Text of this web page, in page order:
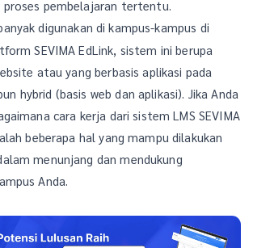
proses pembelajaran tertentu.
digunakan di kampus-kampus di
SEVIMA EdLink, sistem ini berupa
atau yang berbasis aplikasi pada
hybrid (basis web dan aplikasi). Jika Anda
cara kerja dari sistem LMS SEVIMA
beberapa hal yang mampu dilakukan
menunjang dan mendukung
Anda.